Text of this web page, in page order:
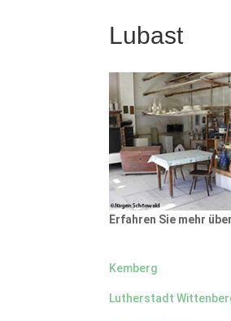
Lubast
Erfahren Sie mehr
Kemberg
Lutherstadt